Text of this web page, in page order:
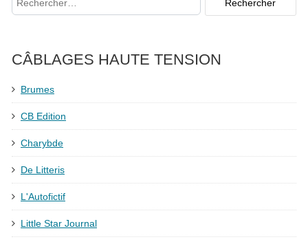
CÂBLAGES HAUTE TENSION
Brumes
CB Edition
Charybde
De Litteris
L'Autofictif
Little Star Journal